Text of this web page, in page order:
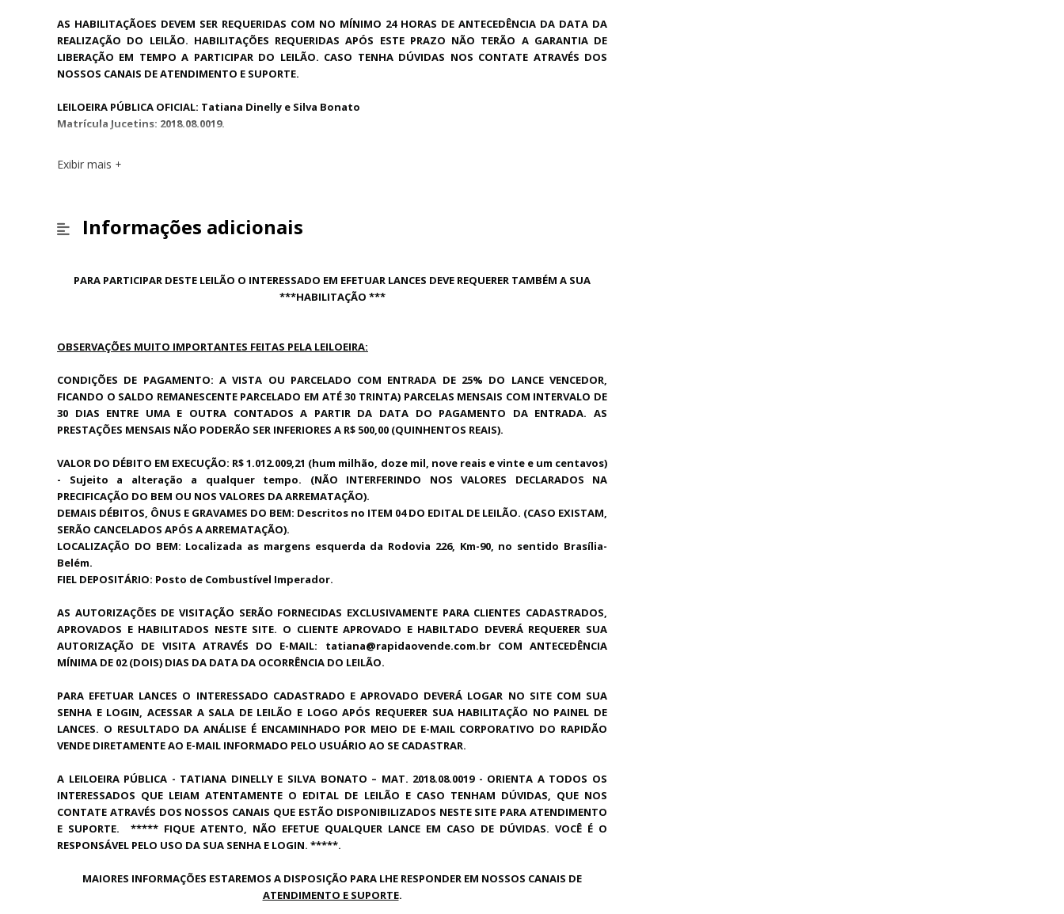
AS HABILITAÇÃOES DEVEM SER REQUERIDAS COM NO MÍNIMO 24 HORAS DE ANTECEDÊNCIA DA DATA DA
REALIZAÇÃO DO LEILÃO. HABILITAÇÕES REQUERIDAS APÓS ESTE PRAZO NÃO TERÃO A GARANTIA DE
LIBERAÇÃO EM TEMPO A PARTICIPAR DO LEILÃO. CASO TENHA DÚVIDAS NOS CONTATE ATRAVÉS DOS
NOSSOS CANAIS DE ATENDIMENTO E SUPORTE.
LEILOEIRA PÚBLICA OFICIAL: Tatiana Dinelly e Silva Bonato
Matrícula Jucetins: 2018.08.0019.
Exibir mais
Informações adicionais
PARA PARTICIPAR DESTE LEILÃO O INTERESSADO EM EFETUAR LANCES DEVE REQUERER TAMBÉM A SUA
***HABILITAÇÃO ***
OBSERVAÇÕES MUITO IMPORTANTES FEITAS PELA LEILOEIRA:
CONDIÇÕES DE PAGAMENTO: A VISTA OU PARCELADO COM ENTRADA DE 25% DO LANCE VENCEDOR,
FICANDO O SALDO REMANESCENTE PARCELADO EM ATÉ 30 TRINTA) PARCELAS MENSAIS COM INTERVALO DE
30 DIAS ENTRE UMA E OUTRA CONTADOS A PARTIR DA DATA DO PAGAMENTO DA ENTRADA. AS
PRESTAÇÕES MENSAIS NÃO PODERÃO SER INFERIORES A R$ 500,00 (QUINHENTOS REAIS).
VALOR DO DÉBITO EM EXECUÇÃO: R$ 1.012.009,21 (hum milhão, doze mil, nove reais e vinte e um centavos)
- Sujeito a alteração a qualquer tempo. (NÃO INTERFERINDO NOS VALORES DECLARADOS NA
PRECIFICAÇÃO DO BEM OU NOS VALORES DA ARREMATAÇÃO).
DEMAIS DÉBITOS, ÔNUS E GRAVAMES DO BEM: Descritos no ITEM 04 DO EDITAL DE LEILÃO. (CASO EXISTAM,
SERÃO CANCELADOS APÓS A ARREMATAÇÃO).
LOCALIZAÇÃO DO BEM: Localizada as margens esquerda da Rodovia 226, Km-90, no sentido Brasília-
Belém.
FIEL DEPOSITÁRIO: Posto de Combustível Imperador.
AS AUTORIZAÇÕES DE VISITAÇÃO SERÃO FORNECIDAS EXCLUSIVAMENTE PARA CLIENTES CADASTRADOS,
APROVADOS E HABILITADOS NESTE SITE. O CLIENTE APROVADO E HABILTADO DEVERÁ REQUERER SUA
AUTORIZAÇÃO DE VISITA ATRAVÉS DO E-MAIL: tatiana@rapidaovende.com.br COM ANTECEDÊNCIA
MÍNIMA DE 02 (DOIS) DIAS DA DATA DA OCORRÊNCIA DO LEILÃO.
PARA EFETUAR LANCES O INTERESSADO CADASTRADO E APROVADO DEVERÁ LOGAR NO SITE COM SUA
SENHA E LOGIN, ACESSAR A SALA DE LEILÃO E LOGO APÓS REQUERER SUA HABILITAÇÃO NO PAINEL DE
LANCES. O RESULTADO DA ANÁLISE É ENCAMINHADO POR MEIO DE E-MAIL CORPORATIVO DO RAPIDÃO
VENDE DIRETAMENTE AO E-MAIL INFORMADO PELO USUÁRIO AO SE CADASTRAR.
A LEILOEIRA PÚBLICA - TATIANA DINELLY E SILVA BONATO – MAT. 2018.08.0019 - ORIENTA A TODOS OS
INTERESSADOS QUE LEIAM ATENTAMENTE O EDITAL DE LEILÃO E CASO TENHAM DÚVIDAS, QUE NOS
CONTATE ATRAVÉS DOS NOSSOS CANAIS QUE ESTÃO DISPONIBILIZADOS NESTE SITE PARA ATENDIMENTO
E SUPORTE. ***** FIQUE ATENTO, NÃO EFETUE QUALQUER LANCE EM CASO DE DÚVIDAS. VOCÊ É O
RESPONSÁVEL PELO USO DA SUA SENHA E LOGIN. *****.
MAIORES INFORMAÇÕES ESTAREMOS A DISPOSIÇÃO PARA LHE RESPONDER EM NOSSOS CANAIS DE
ATENDIMENTO E SUPORTE.